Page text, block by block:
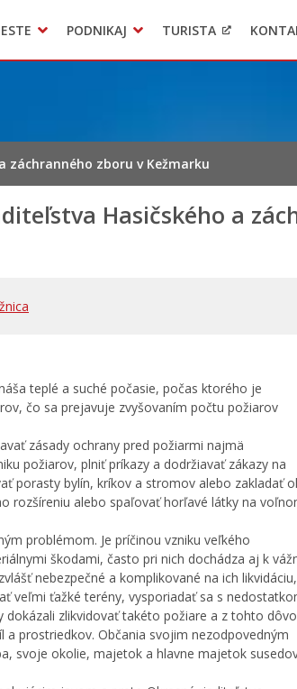
systém – Kežmarok
podozrení z podvodov
zber – NATUR – PACK
PODNIKAJ TURISTA
záchranného zboru v Kežmarku
Hasičského a
teplé a suché počasie, počas ktorého je
čo sa prejavuje zvyšovaním počtu požiarov
zásady ochrany pred požiarmi najmä
požiarov, plniť príkazy a dodržiavať zákazy na
porasty bylín, kríkov a stromov alebo zakladať
rozšíreniu alebo spaľovať horľavé látky na
problémom. Je príčinou vzniku veľkého
škodami, často pri nich dochádza aj k
nebezpečné a komplikované na ich likvidáciu,
veľmi ťažké terény, vysporiadať sa s
zlikvidovať takéto požiare a z tohto
prostriedkov. Občania svojim nezodpovedným
svoje okolie, majetok a hlavne majetok